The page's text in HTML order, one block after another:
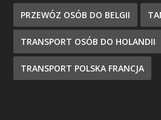
PRZEWÓZ OSÓB DO BELGII
TRANSPORT OSÓB DO HOLANDII
TRANSPORT POLSKA FRANCJA